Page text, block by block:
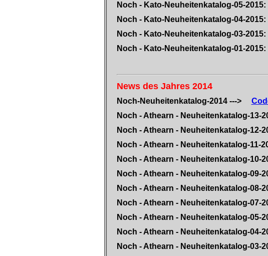
Noch - Kato-Neuheitenkatalog-05-
Noch - Kato-Neuheitenkatalog-04-
Noch - Kato-Neuheitenkatalog-03-
Noch - Kato-Neuheitenkatalog-01-
News des Jahres 2014
Noch-Neuheitenkatalog-2014 --->
Noch - Athearn - Neuheitenkatalog-13-
Noch - Athearn - Neuheitenkatalog-12-
Noch - Athearn - Neuheitenkatalog-11-
Noch - Athearn - Neuheitenkatalog-10-
Noch - Athearn - Neuheitenkatalog-09-
Noch - Athearn - Neuheitenkatalog-08-
Noch - Athearn - Neuheitenkatalog-07-
Noch - Athearn - Neuheitenkatalog-05-
Noch - Athearn - Neuheitenkatalog-04-
Noch - Athearn - Neuheitenkatalog-03-